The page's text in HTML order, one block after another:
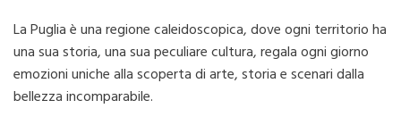
La Puglia è una regione caleidoscopica, dove ogni territorio ha
una sua storia, una sua peculiare cultura, regala ogni giorno
emozioni uniche alla scoperta di arte, storia e scenari dalla
bellezza incomparabile.